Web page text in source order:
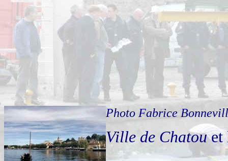
Photo Fabrice
Ville de Chatouet